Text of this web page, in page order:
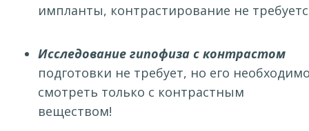
импланты, контрастирование не
Исследование гипофиза с контрастом
подготовки не требует, но его
смотреть только с контрастным
веществом!